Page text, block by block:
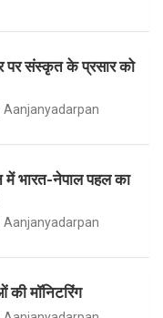
पर संस्कृत के प्रसार को
Aanjanyadarpan
भारत-नेपाल पहल का
Aanjanyadarpan
की मॉनिटरिंग